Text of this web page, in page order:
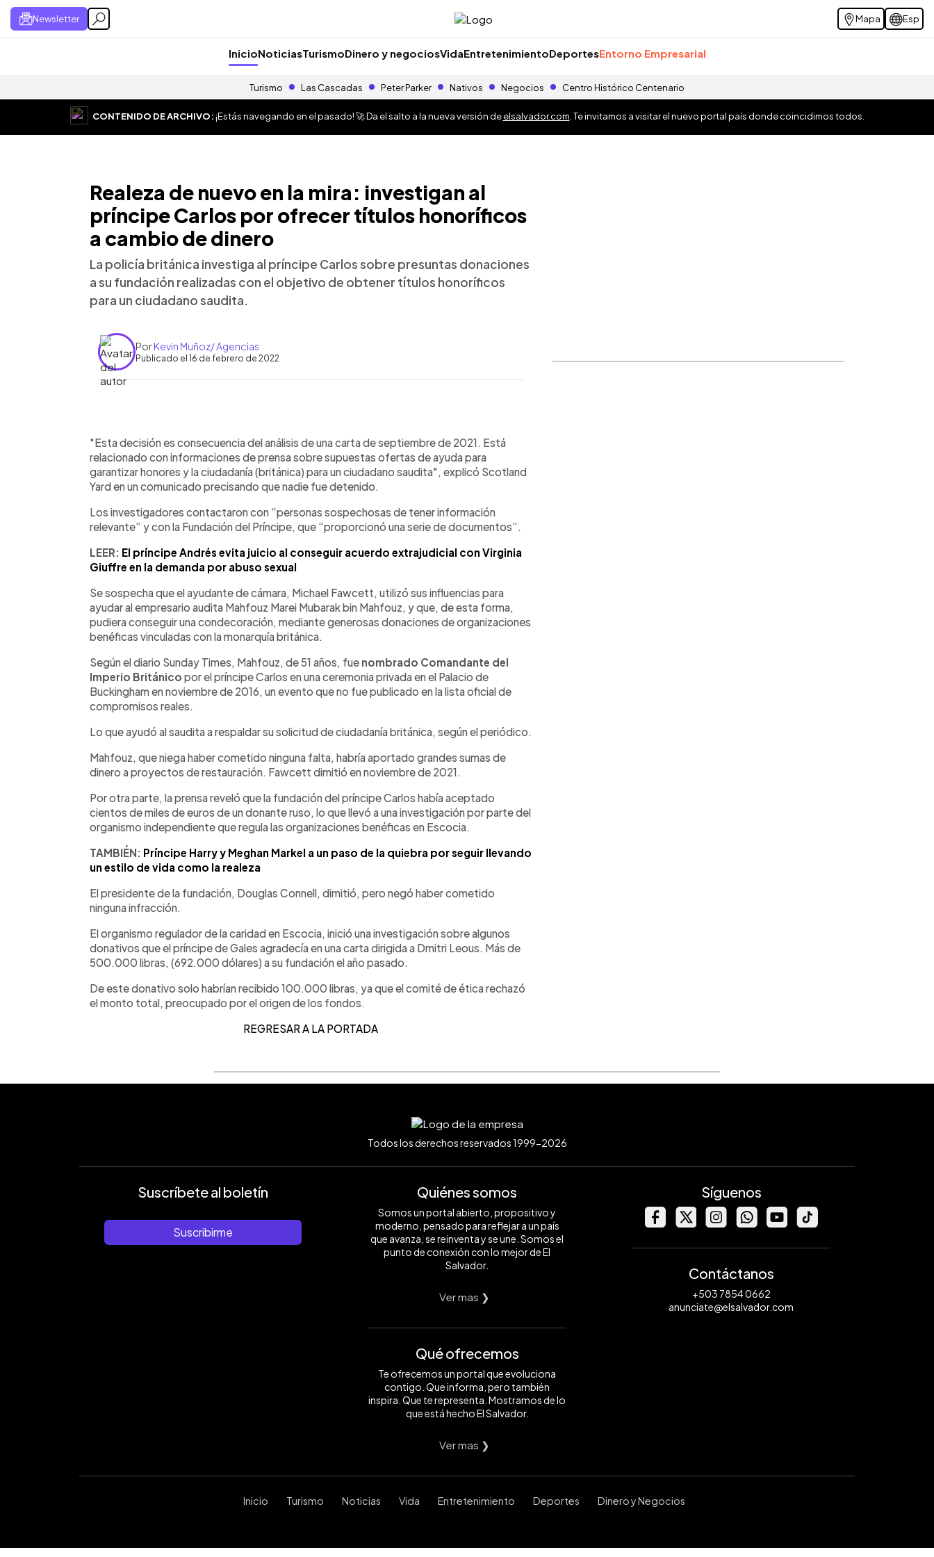
Newsletter Mapa Esp
InicioNoticiasTurismoDinero y negociosVidaEntretenimientoDeportesEntorno Empresarial
Turismo Las Cascadas Peter Parker Nativos Negocios Centro Histórico Centenario
CONTENIDO DE ARCHIVO:¡Estás navegando en el pasado! 🚀 Da el salto a la nueva versión deelsalvador.com . Te invitamos a visitar el nuevo portal país donde coincidimos todos.
Realeza de nuevo en la mira: investigan al
príncipe Carlos por ofrecer títulos honoríficos
a cambio de dinero
La policía británica investiga al príncipe Carlos sobre presuntas donaciones
a su fundación realizadas con el objetivo de obtener títulos honoríficos
para un ciudadano saudita.
PorKevin Muñoz/ Agencias
Publicado el 16 de febrero de 2022
► Escuchar artículo
"Esta decisión es consecuencia del análisis de una carta de septiembre de 2021. Está
relacionado con informaciones de prensa sobre supuestas ofertas de ayuda para
garantizar honores y la ciudadanía (británica) para un ciudadano saudita", explicó Scotland
Yard en un comunicado precisando que nadie fue detenido.
Los investigadores contactaron con “personas sospechosas de tener información
relevante” y con la Fundación del Príncipe, que “proporcionó una serie de documentos”.
LEER: El príncipe Andrés evita juicio al conseguir acuerdo extrajudicial con Virginia
Giuffre en la demanda por abuso sexual
Se sospecha que el ayudante de cámara, Michael Fawcett, utilizó sus influencias para
ayudar al empresario audita Mahfouz Marei Mubarak bin Mahfouz, y que, de esta forma,
pudiera conseguir una condecoración, mediante generosas donaciones de organizaciones
benéficas vinculadas con la monarquía británica.
Según el diario Sunday Times, Mahfouz, de 51 años, fue nombrado Comandante del
Imperio Británico por el príncipe Carlos en una ceremonia privada en el Palacio de
Buckingham en noviembre de 2016, un evento que no fue publicado en la lista oficial de
compromisos reales.
Lo que ayudó al saudita a respaldar su solicitud de ciudadanía británica, según el periódico.
Mahfouz, que niega haber cometido ninguna falta, habría aportado grandes sumas de
dinero a proyectos de restauración. Fawcett dimitió en noviembre de 2021.
Por otra parte, la prensa reveló que la fundación del príncipe Carlos había aceptado
cientos de miles de euros de un donante ruso, lo que llevó a una investigación por parte del
organismo independiente que regula las organizaciones benéficas en Escocia.
TAMBIÉN: Príncipe Harry y Meghan Markel a un paso de la quiebra por seguir llevando
un estilo de vida como la realeza
El presidente de la fundación, Douglas Connell, dimitió, pero negó haber cometido
ninguna infracción.
El organismo regulador de la caridad en Escocia, inició una investigación sobre algunos
donativos que el príncipe de Gales agradecía en una carta dirigida a Dmitri Leous. Más de
500.000 libras, (692.000 dólares) a su fundación el año pasado.
De este donativo solo habrían recibido 100.000 libras, ya que el comité de ética rechazó
el monto total, preocupado por el origen de los fondos.
REGRESAR A LA PORTADA
Todos los derechos reservados 1999-2026
Suscríbete al boletín
Suscribirme
Quiénes somos
Somos un portal abierto, propositivo y
moderno, pensado para reflejar a un país
que avanza, se reinventa y se une. Somos el
punto de conexión con lo mejor de El
Salvador.
Ver mas ❯
Qué ofrecemos
Te ofrecemos un portal que evoluciona
contigo. Que informa, pero también
inspira. Que te representa. Mostramos de lo
que está hecho El Salvador.
Ver mas ❯
Síguenos
Contáctanos
+503 7854 0662
anunciate@elsalvador.com
Inicio Turismo Noticias Vida Entretenimiento Deportes Dinero y Negocios